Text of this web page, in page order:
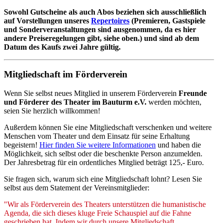
Sowohl Gutscheine als auch Abos beziehen sich ausschließlich
auf Vorstellungen unseres Repertoires (Premieren, Gastspiele
und Sonderveranstaltungen sind ausgenommen, da es hier
andere Preiseregelungen gibt, siehe oben.) und sind ab dem
Datum des Kaufs zwei Jahre gültig.
Mitgliedschaft im Förderverein
Wenn Sie selbst neues Mitglied in unserem Förderverein Freunde
und Förderer des Theater im Bauturm e.V. werden möchten,
seien Sie herzlich willkommen!
Außerdem können Sie eine Mitgliedschaft verschenken und weitere
Menschen vom Theater und dem Einsatz für seine Erhaltung
begeistern! Hier finden Sie weitere Informationen und haben die
Möglichkeit, sich selbst oder die beschenkte Person anzumelden.
Der Jahresbetrag für ein ordentliches Mitglied beträgt 125,- Euro.
Sie fragen sich, warum sich eine Mitgliedschaft lohnt? Lesen Sie
selbst aus dem Statement der Vereinsmitglieder:
"Wir als Förderverein des Theaters unterstützen die humanistische
Agenda, die sich dieses kluge Freie Schauspiel auf die Fahne